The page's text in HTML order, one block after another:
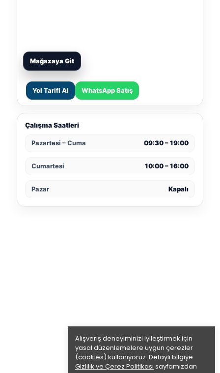
Alışveriş deneyiminizi iyileştirmek için
yasal düzenlemelere uygun çerezler
(cookies) kullanıyoruz. Detaylı bilgiye
Gizlilik ve Çerez Politikası sayfamızdan
Mağazaya Git
Yol Tarifi Al WhatsApp Satış
Çalışma Saatleri
Pazartesi – Cuma 09:30 – 19:00
Cumartesi 10:00 – 16:00
Pazar Kapalı